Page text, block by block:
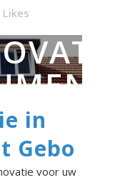
Likes
in
Gebo
voor uw